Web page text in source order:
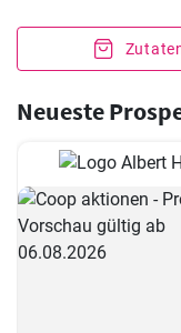
Neueste